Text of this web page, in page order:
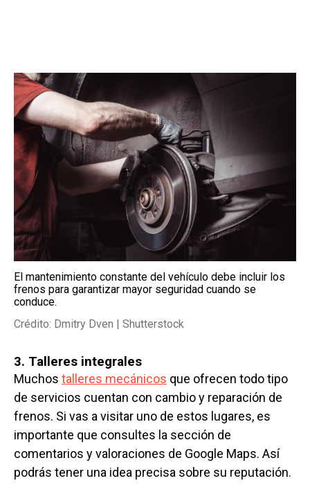
El mantenimiento constante del vehículo debe incluir los
frenos para garantizar mayor seguridad cuando se
conduce.
Crédito: Dmitry Dven | Shutterstock
3. Talleres integrales
Muchos talleres mecánicos que ofrecen todo tipo
de servicios cuentan con cambio y reparación de
frenos. Si vas a visitar uno de estos lugares, es
importante que consultes la sección de
comentarios y valoraciones de Google Maps. Así
podrás tener una idea precisa sobre su reputación.